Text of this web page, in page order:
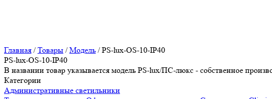
Главная /Товары /Модель /PS-lux-OS-10-IP40
PS-lux-OS-10-IP40
В названии товар указывается модель PS-lux/ПС-люкс - собственное
Категории
Административные светильники